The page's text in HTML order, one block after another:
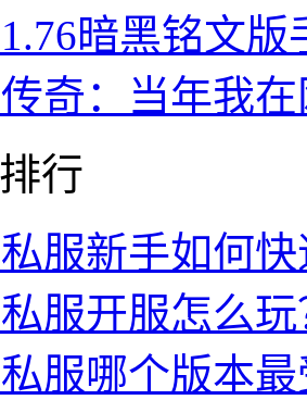
暗黑铭文
奇：当年我
行
服新手如何
服开服怎么
服哪个版本